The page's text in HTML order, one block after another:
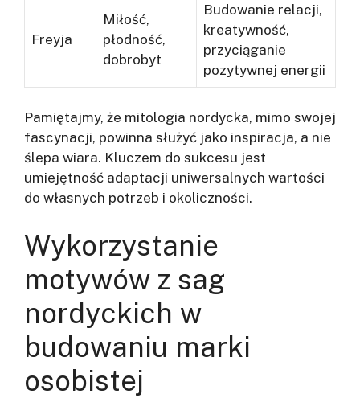
Freyja
Miłość,
płodność,
dobrobyt
Budowanie relacji,
kreatywność,
przyciąganie
pozytywnej energii
Pamiętajmy, że mitologia nordycka, mimo swojej
fascynacji, powinna służyć jako inspiracja, a nie
ślepa wiara. Kluczem do sukcesu jest
umiejętność adaptacji uniwersalnych wartości
do własnych potrzeb i okoliczności.
Wykorzystanie
motywów z sag
nordyckich w
budowaniu marki
osobistej